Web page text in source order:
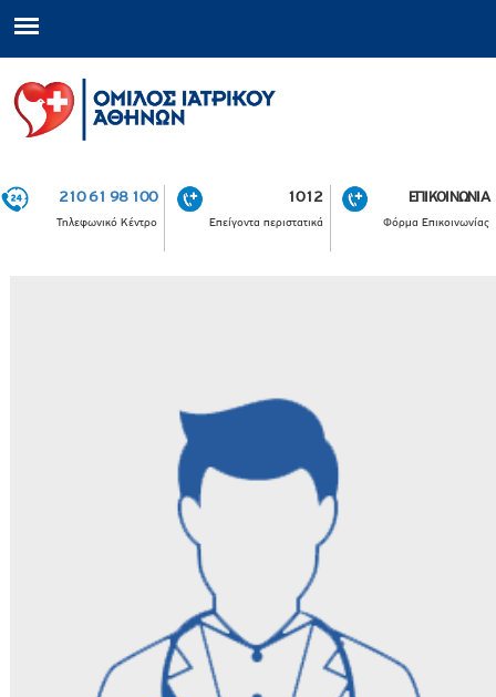
210 61 98 100
Τηλεφωνικό Κέντρο
1012
Επείγοντα περιστατικά
ΕΠΙΚΟΙΝΩΝΙΑ
Φόρμα Επικοινωνίας